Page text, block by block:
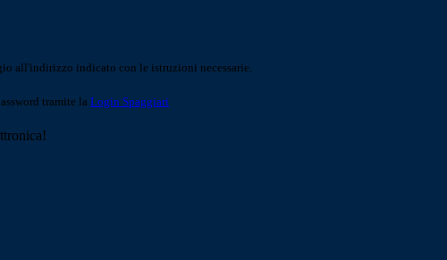
all'indirizzo indicato con le istruzioni necessarie.
tramite la Login Spaggiari